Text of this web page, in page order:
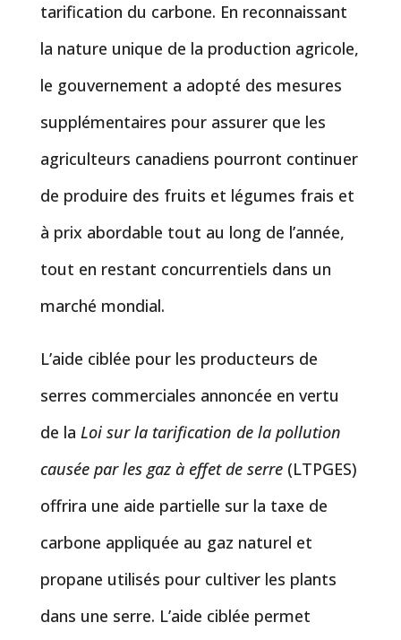
tarification du carbone. En reconnaissant
la nature unique de la production agricole,
le gouvernement a adopté des mesures
supplémentaires pour assurer que les
agriculteurs canadiens pourront continuer
de produire des fruits et légumes frais et
à prix abordable tout au long de l’année,
tout en restant concurrentiels dans un
marché mondial.
L’aide ciblée pour les producteurs de
serres commerciales annoncée en vertu
de la Loi sur la tarification de la pollution
causée par les gaz à effet de serre(LTPGES)
offrira une aide partielle sur la taxe de
carbone appliquée au gaz naturel et
propane utilisés pour cultiver les plants
dans une serre. L’aide ciblée permet